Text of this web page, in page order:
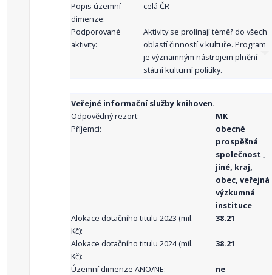
Popis územní
dimenze:
celá ČR
Podporované
aktivity:
Aktivity se prolínají téměř do všech
oblastí činností v kultuře. Program
je významným nástrojem plnění
státní kulturní politiky.
Veřejné informační služby knihoven.
Odpovědný rezort:
MK
Příjemci:
obecně
prospěšná
společnost ,
jiné, kraj,
obec, veřejná
výzkumná
instituce
Alokace dotačního titulu 2023 (mil.
Kč):
38.21
Alokace dotačního titulu 2024 (mil.
Kč):
38.21
Územní dimenze ANO/NE:
ne